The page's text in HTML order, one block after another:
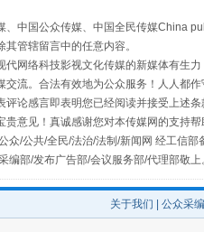
五年计划来了！等你上场
、中国公众传媒、中国全民传媒China
其管辖留言中的任意内容。
代网络科技影视文化传媒的新媒体有生
交流。合法有效地为公众服务！人人都作
评论感言即表明您已经阅读并接受上述
贵意见！真诚感谢您对本传媒网的支持
众/公共/全民/法治/法制/新闻网 经工信
编部/发布广告部/会议服务部/代理部敬上
关于我们 公众采